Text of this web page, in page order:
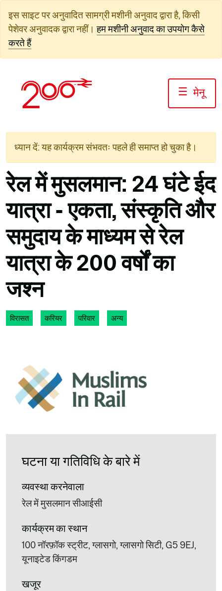
जाएं
इस साइट पर अनुवादित सामग्री मशीनी अनुवाद द्वारा है, किसी
पेशेवर अनुवादक द्वारा नहीं। हम मशीनी अनुवाद का उपयोग कैसे
करते हैं
☰ मेनू
ध्यान दें: यह कार्यक्रम संभवतः पहले ही समाप्त हो चुका है।
रेल में मुसलमान: 24 घंटे ईद
यात्रा - एकता, संस्कृति और
समुदाय के माध्यम से रेल
यात्रा के 200 वर्षों का
जश्न
विरासत करियर परिवार अन्य
घटना या गतिविधि के बारे में
व्यवस्था करनेवाला
रेल में मुसलमान सीआईसी
कार्यक्रम का स्थान
100 नॉरफ़ॉक स्ट्रीट, ग्लासगो, ग्लासगो सिटी, G5 9EJ,
यूनाइटेड किंगडम
खजूर